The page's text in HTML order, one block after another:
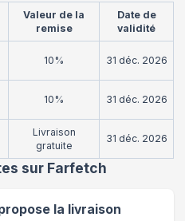
Valeur de la
remise
Date de
validité
10% 31 déc. 2026
10% 31 déc. 2026
Livraison
gratuite
31 déc. 2026
sur Farfetch
la livraison